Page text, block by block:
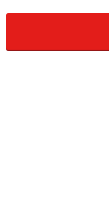
現預金：500万円
「夏ボーナス